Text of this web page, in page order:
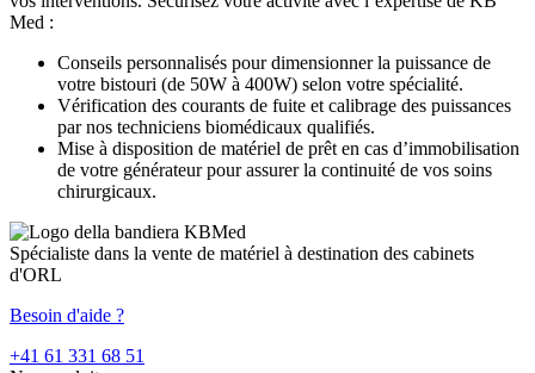
Med :
Conseils personnalisés pour dimensionner la puissance de
votre bistouri (de 50W à 400W) selon votre spécialité.
Vérification des courants de fuite et calibrage des puissances
par nos techniciens biomédicaux qualifiés.
Mise à disposition de matériel de prêt en cas d’immobilisation
de votre générateur pour assurer la continuité de vos soins
chirurgicaux.
Spécialiste dans la vente de matériel à destination des cabinets
d'ORL
Besoin d'aide ?
+41 61 331 68 51